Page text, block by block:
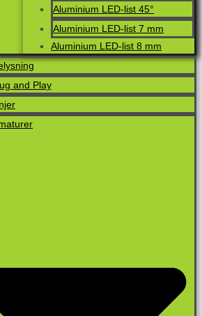
Aluminium LED-list 45°
Aluminium LED-list 7 mm
Aluminium LED-list 8 mm
and Play